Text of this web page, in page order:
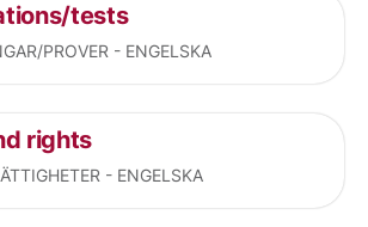
tests
PROVER - ENGELSKA
rights
- ENGELSKA